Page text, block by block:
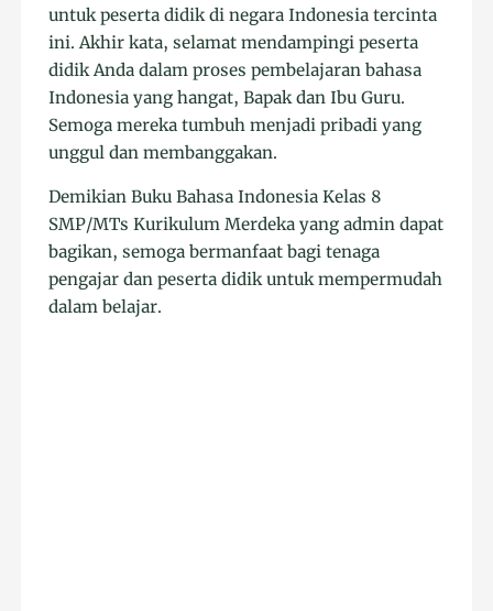
untuk peserta didik di negara Indonesia tercinta
ini. Akhir kata, selamat mendampingi peserta
didik Anda dalam proses pembelajaran bahasa
Indonesia yang hangat, Bapak dan Ibu Guru.
Semoga mereka tumbuh menjadi pribadi yang
unggul dan membanggakan.
Demikian Buku Bahasa Indonesia Kelas 8
SMP/MTs Kurikulum Merdeka yang admin dapat
bagikan, semoga bermanfaat bagi tenaga
pengajar dan peserta didik untuk mempermudah
dalam belajar.